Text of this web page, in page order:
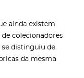
ainda existem
de colecionadores
se distinguiu de
da mesma